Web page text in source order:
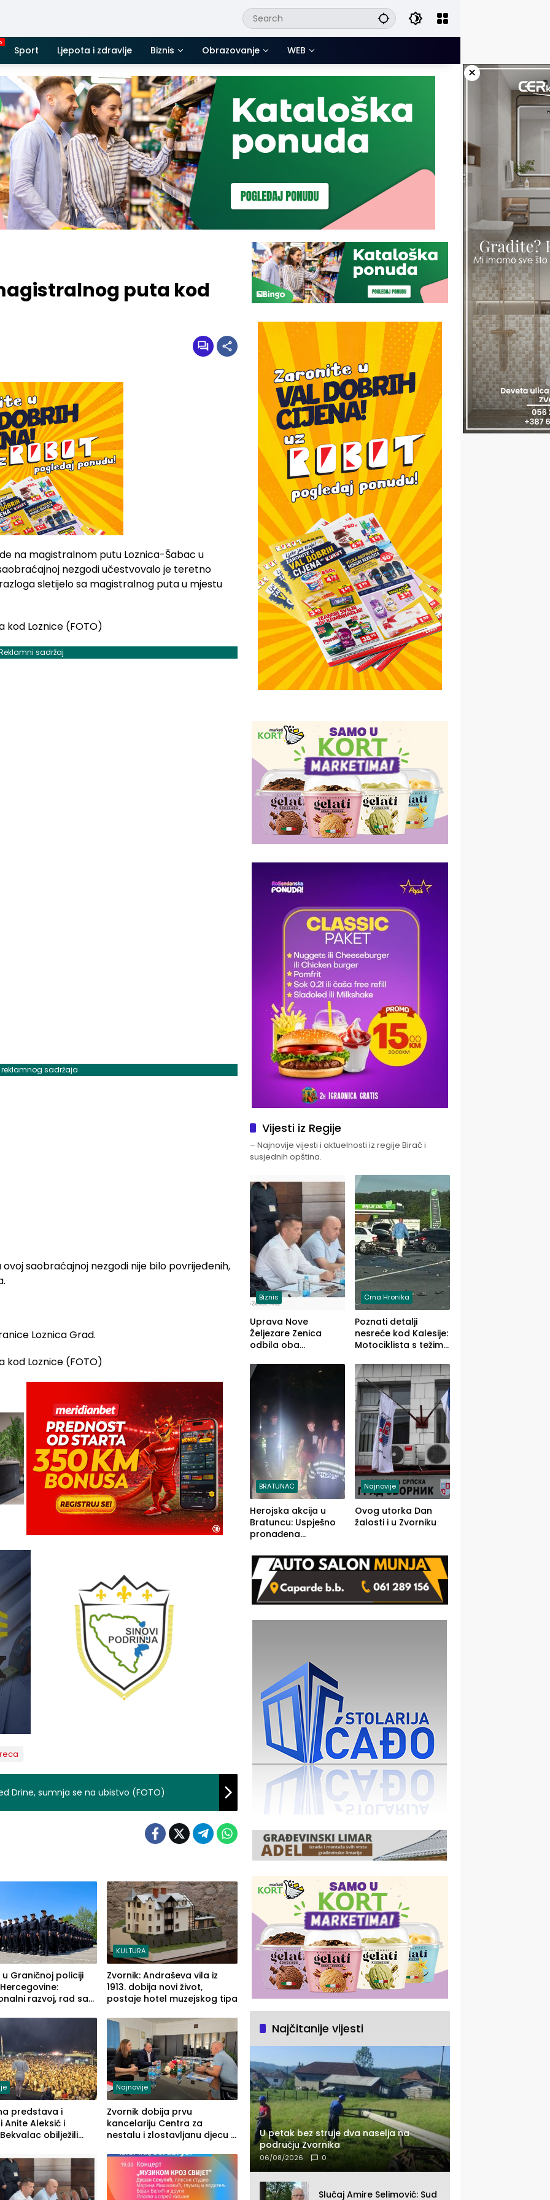
Sport Ljepota i zdravlje Biznis Obrazovanje WEB
×
puta kod
na magistralnom putu Loznica-Šabac u
nezgodi učestvovalo je teretno
sletijelo sa magistralnog puta u mjestu
sadržaj
reklamnog sadržaja
saobraćajnoj nezgodi nije bilo povrijeđenih,
Loznica Grad.
Drine, sumnja se na ubistvo (FOTO)
u Graničnoj policiji
razvoj, rad sa
KULTURA
Zvornik: Andraševa vila iz
1913. dobija novi život,
postaje hotel muzejskog tipa
predstava i
Anite Aleksić i
obilježili
Najnovije
Zvornik dobija prvu
kancelariju Centra za
nestalu i zlostavljanu djecu u
Vijesti iz Regije
– Najnovije vijesti i aktuelnosti iz regije Birač i
susjednih opština.
Biznis
Uprava Nove
Željezare Zenica
odbila oba
FBiH: Ustrajni da je
stečaj jedino rješenje
Crna Hronika
Poznati detalji
nesreće kod Kalesije:
Motociklista s težim,
lakšim povredama
BRATUNAC
Herojska akcija u
Bratuncu: Uspješno
pronađena
a Ivanka Lazić,
rodom iz Kravice.
Najnovije
Ovog utorka Dan
žalosti i u Zvorniku
Najčitanije vijesti
U petak bez struje dva naselja na
području Zvornika
06/08/2026 0
Slučaj Amire Selimović: Sud